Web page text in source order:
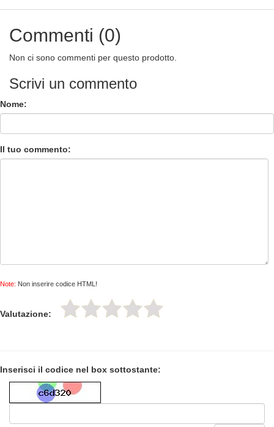
Commenti (0)
Non ci sono commenti per questo prodotto.
Scrivi un commento
Nome:
Il tuo commento:
Note: Non inserire codice HTML!
Valutazione:
Inserisci il codice nel box sottostante: